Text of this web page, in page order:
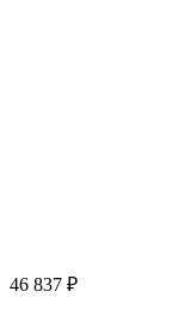
46 837 ₽